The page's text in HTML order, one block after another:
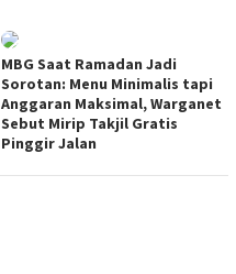
MBG Saat Ramadan Jadi
Sorotan: Menu Minimalis tapi
Anggaran Maksimal, Warganet
Sebut Mirip Takjil Gratis
Pinggir Jalan